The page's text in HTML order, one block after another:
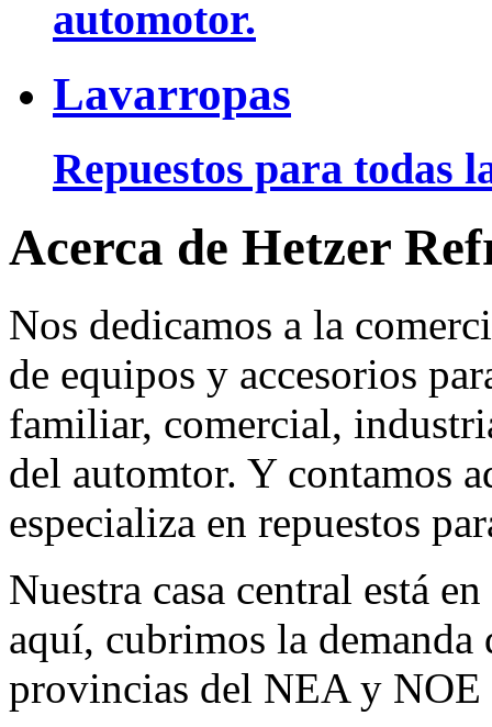
automotor.
Lavarropas
Repuestos para todas
Acerca de Hetzer
Nos dedicamos a la
de equipos y accesorios
familiar, comercial,
del automtor. Y contamos
especializa en repuestos
Nuestra casa central está
aquí, cubrimos la
provincias del NEA y NOE